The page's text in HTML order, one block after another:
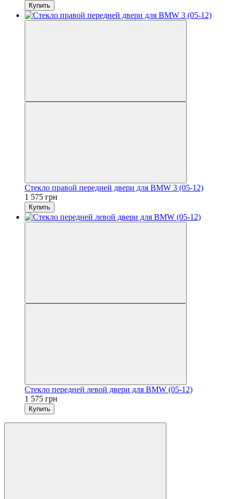
Купить
Стекло правой передней двери для BMW 3 (05-12)
1 575 грн
Купить
Стекло передней левой двери для BMW (05-12)
1 575 грн
Купить